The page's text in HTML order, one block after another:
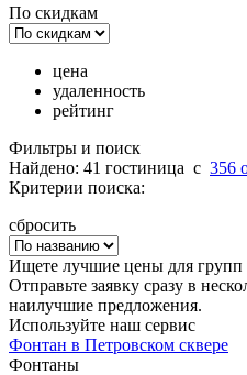
По скидкам
цена
удаленность
рейтинг
Фильтры и поиск
Найдено: 41 гостиница c 356
Критерии поиска:
сбросить
Ищете лучшие цены для групп
Отправьте заявку сразу в
наилучшие предложения.
Используйте наш сервис
Фонтан в Петровском сквере
Фонтаны